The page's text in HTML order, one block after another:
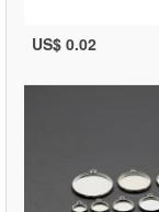
US$ 0.02